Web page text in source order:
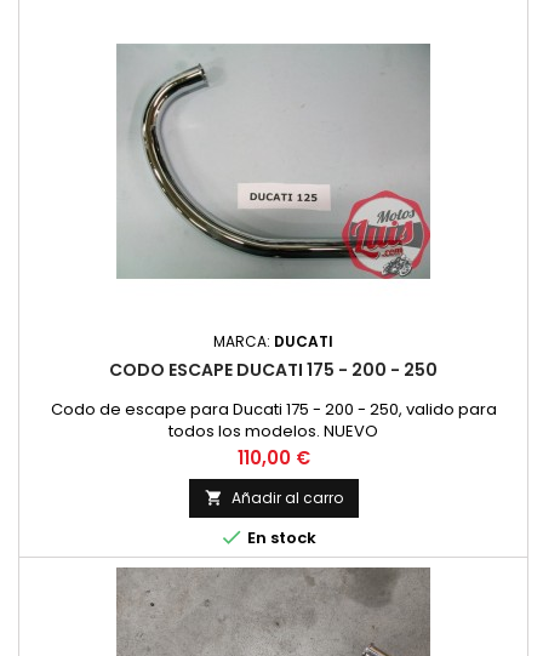
MARCA: DUCATI
CODO ESCAPE DUCATI 175 - 200 - 250
Codo de escape para Ducati 175 - 200 - 250, valido para
todos los modelos. NUEVO
Precio
110,00 €
 Añadir al carro
 En stock